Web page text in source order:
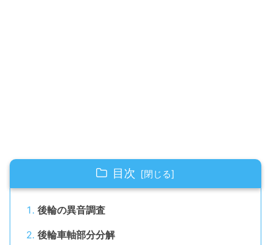
目次
後輪の異音調査
後輪車軸部分分解